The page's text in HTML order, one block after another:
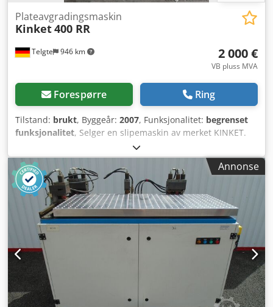
Telgte 946 km
Plateavgradingsmaskin
Kinket400 RR
2 000 €
VB pluss MVA
Forespørre Ring
Tilstand: brukt, Byggeår: 2007, Funksjonalitet: begrenset
funksjonalitet, Selger en slipemaskin av merket KINKET.
Maskinen er i fungerende stand, det eneste problemet er
sensoren som holder båndet på plass i bredden og
hindrer at det sklir, denne er defekt. Crodpfx Aoznv Uksh
Djf Ta kontakt ved interesse.
Annonse